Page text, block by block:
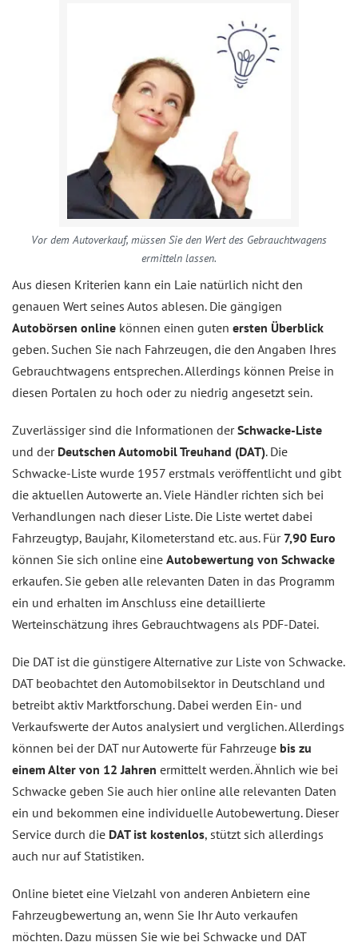
Vor dem Autoverkauf, müssen Sie den Wert des Gebrauchtwagens
ermitteln lassen.
Aus diesen Kriterien kann ein Laie natürlich nicht den
genauen Wert seines Autos ablesen. Die gängigen
Autobörsen online können einen guten ersten Überblick
geben. Suchen Sie nach Fahrzeugen, die den Angaben Ihres
Gebrauchtwagens entsprechen. Allerdings können Preise in
diesen Portalen zu hoch oder zu niedrig angesetzt sein.
Zuverlässiger sind die Informationen derSchwacke-Liste
und der Deutschen Automobil Treuhand (DAT). Die
Schwacke-Liste wurde 1957 erstmals veröffentlicht und gibt
die aktuellen Autowerte an. Viele Händler richten sich bei
Verhandlungen nach dieser Liste. Die Liste wertet dabei
Fahrzeugtyp, Baujahr, Kilometerstand etc. aus. Für 7,90 Euro
können Sie sich online eine Autobewertung von Schwacke
erkaufen. Sie geben alle relevanten Daten in das Programm
ein und erhalten im Anschluss eine detaillierte
Werteinschätzung ihres Gebrauchtwagens als PDF-Datei.
Die DAT ist die günstigere Alternative zur Liste von Schwacke.
DAT beobachtet den Automobilsektor in Deutschland und
betreibt aktiv Marktforschung. Dabei werden Ein- und
Verkaufswerte der Autos analysiert und verglichen. Allerdings
können bei der DAT nur Autowerte für Fahrzeuge bis zu
einem Alter von 12 Jahren ermittelt werden. Ähnlich wie bei
Schwacke geben Sie auch hier online alle relevanten Daten
ein und bekommen eine individuelle Autobewertung. Dieser
Service durch die DAT ist kostenlos, stützt sich allerdings
auch nur auf Statistiken.
Online bietet eine Vielzahl von anderen Anbietern eine
Fahrzeugbewertung an, wenn Sie Ihr Auto verkaufen
möchten. Dazu müssen Sie wie bei Schwacke und DAT